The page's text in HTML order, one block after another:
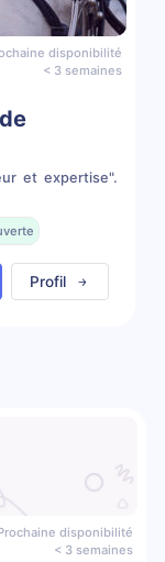
disponibilité
< 3 semaines
et expertise".
Profil
disponibilité
< 3 semaines